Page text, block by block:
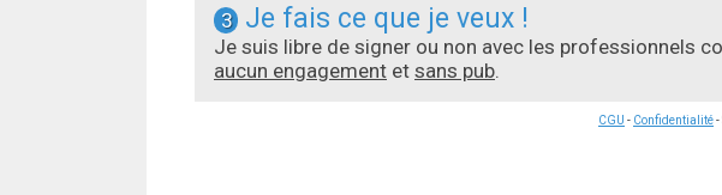
3 Je fais ce que je veux !
Je suis libre de signer ou non avec les professionnels
aucun engagement et sans pub.
CGU - Confidentialité-